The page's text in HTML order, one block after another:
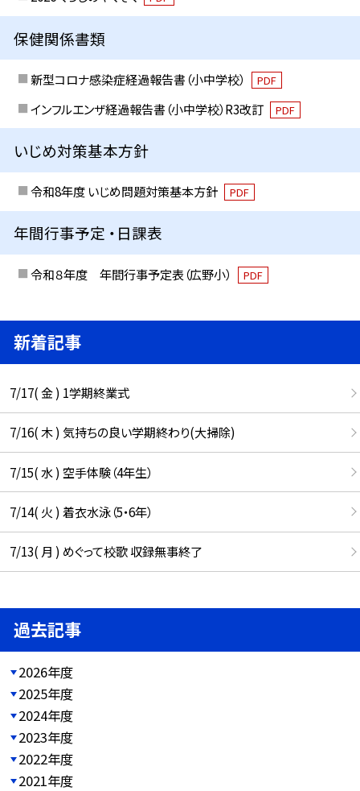
保健関係書類
新型コロナ感染症経過報告書（小中学校） PDF
インフルエンザ経過報告書（小中学校）R3改訂 PDF
いじめ対策基本方針
令和8年度 いじめ問題対策基本方針 PDF
年間行事予定 ・日課表
令和８年度 年間行事予定表（広野小） PDF
新着記事
7/17( 金 ) 1学期終業式
7/16( 木 ) 気持ちの良い学期終わり(大掃除)
7/15( 水 ) 空手体験（4年生）
7/14( 火 ) 着衣水泳（5・6年）
7/13( 月 ) めぐって校歌 収録無事終了
過去記事
2026年度
2025年度
2024年度
2023年度
2022年度
2021年度